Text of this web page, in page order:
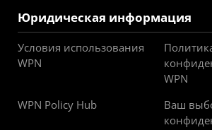
Юридическая информация
Условия использования
WPN
WPN
WPN Policy Hub
Ваш